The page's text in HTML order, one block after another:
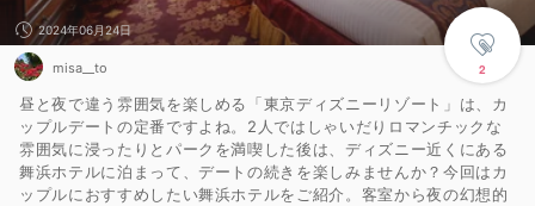
2
2024年06月24日
misa__to
昼と夜で違う雰囲気を楽しめる「東京ディズニーリゾート」は、カ
ップルデートの定番ですよね。2人ではしゃいだりロマンチックな
雰囲気に浸ったりとパークを満喫した後は、ディズニー近くにある
舞浜ホテルに泊まって、デートの続きを楽しみませんか？今回はカ
ップルにおすすめしたい舞浜ホテルをご紹介。客室から夜の幻想的